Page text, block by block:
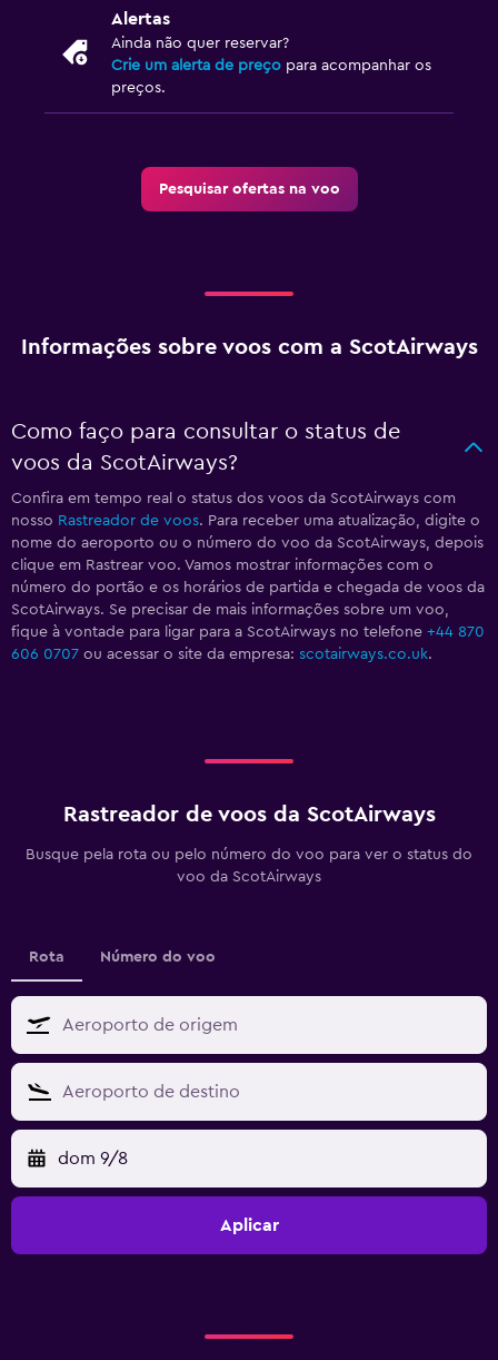
Alertas
Ainda não quer reservar?
Crie um alerta de preço para acompanhar os
preços.
Pesquisar ofertas na voo
Informações sobre voos com a ScotAirways
Como faço para consultar o status de
voos da ScotAirways?
Confira em tempo real o status dos voos da ScotAirways com
nosso Rastreador de voos. Para receber uma atualização, digite o
nome do aeroporto ou o número do voo da ScotAirways, depois
clique em Rastrear voo. Vamos mostrar informações com o
número do portão e os horários de partida e chegada de voos da
ScotAirways. Se precisar de mais informações sobre um voo,
fique à vontade para ligar para a ScotAirways no telefone +44 870
606 0707 ou acessar o site da empresa: scotairways.co.uk.
Rastreador de voos da ScotAirways
Busque pela rota ou pelo número do voo para ver o status do
voo da ScotAirways
Rota Número do voo
dom 9/8
Aplicar